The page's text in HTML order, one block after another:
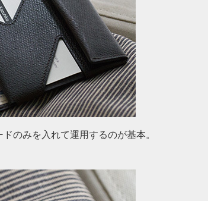
のみを入れて運用するのが基本。